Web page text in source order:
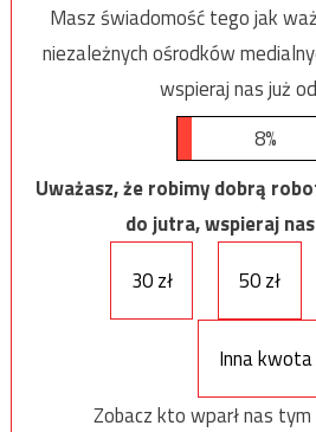
Masz świadomość tego jak
niezależnych ośrodków
wspieraj nas już
8%
Uważasz, że robimy dobrą
do jutra, wspieraj
30 zł
50 zł
Inna kwota
Zobacz kto wparł nas tym